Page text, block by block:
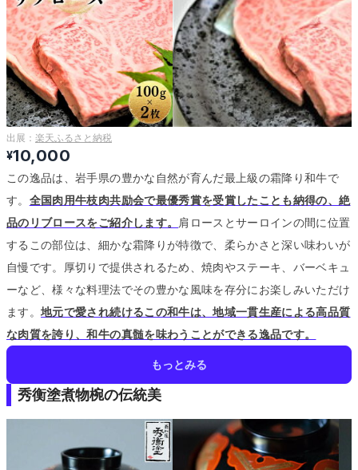
出展： 楽天ふるさと納税
¥10,000
この逸品は、岩手県の豊かな自然が育んだ最上級の霜降り和牛で
す。 全国肉用牛枝肉共励会で最優秀賞を受賞したことも納得の、絶
品のリブロースをご紹介します。
肩ロースとサーロインの間に位置
するこの部位は、細かな霜降りが特徴で、柔らかさと深い味わいが
自慢です。
厚切りで提供されるため、焼肉やステーキ、バーベキュ
ーなど、様々な料理法でその豊かな風味を存分にお楽しみいただけ
ます。地元で愛され続けるこの和牛は、地域一貫生産による高品質
な肉質を誇り、和牛の真髄を味わうことができる逸品です。
もっとみる
秀衡塗煮物椀の伝統美